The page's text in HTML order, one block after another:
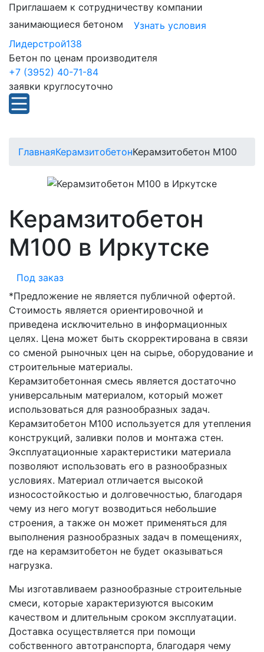
Приглашаем к сотрудничеству компании
занимающиеся бетоном
Узнать условия
Лидерстрой138
Бетон по ценам производителя
+7 (3952) 40-71-84
заявки круглосуточно
ГлавнаяКерамзитобетонКерамзитобетон М100
Керамзитобетон
М100 в Иркутске
Под заказ
*Предложение не является публичной офертой.
Стоимость является ориентировочной и
приведена исключительно в информационных
целях. Цена может быть скорректирована в связи
со сменой рыночных цен на сырье, оборудование и
строительные материалы.
Керамзитобетонная смесь является достаточно
универсальным материалом, который может
использоваться для разнообразных задач.
Керамзитобетон М100 используется для утепления
конструкций, заливки полов и монтажа стен.
Эксплуатационные характеристики материала
позволяют использовать его в разнообразных
условиях. Материал отличается высокой
износостойкостью и долговечностью, благодаря
чему из него могут возводиться небольшие
строения, а также он может применяться для
выполнения разнообразных задач в помещениях,
где на керамзитобетон не будет оказываться
нагрузка.
Мы изготавливаем разнообразные строительные
смеси, которые характеризуются высоким
качеством и длительным сроком эксплуатации.
Доставка осуществляется при помощи
собственного автотранспорта, благодаря чему